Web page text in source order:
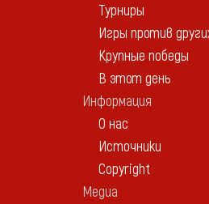
Турниры
Игры против
Крупные победы
В этот день
Информация
О нас
Источники
Copyright
Медиа